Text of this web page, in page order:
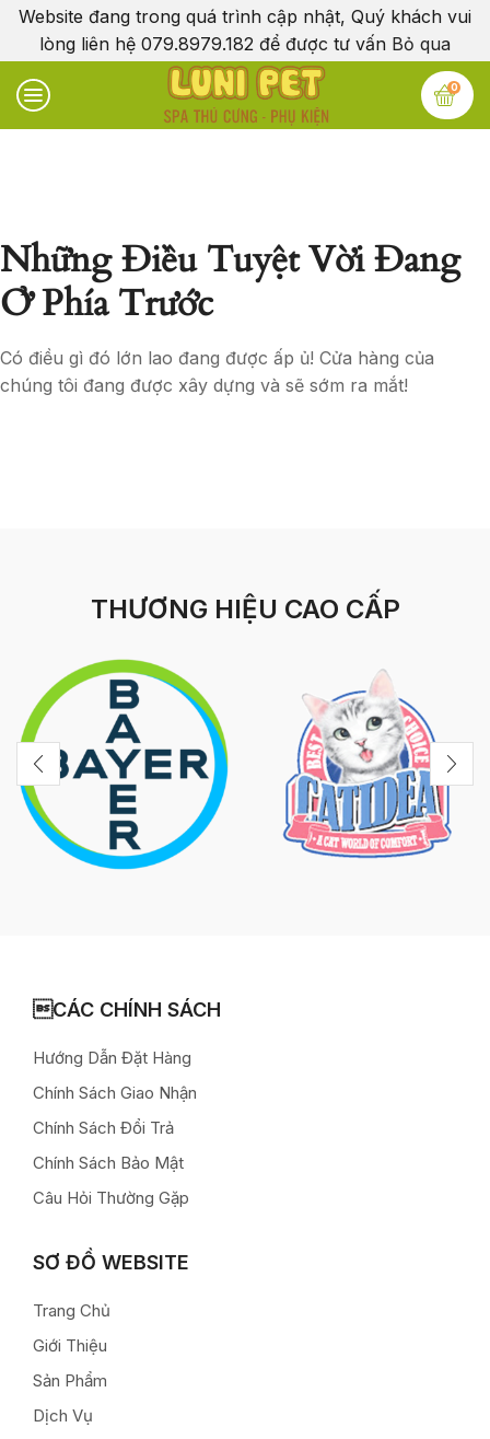
Website đang trong quá trình cập nhật, Quý khách vui
lòng liên hệ 079.8979.182 để được tư vấn Bỏ qua
0
Những Điều Tuyệt Vời Đang
Ở Phía Trước
Có điều gì đó lớn lao đang được ấp ủ! Cửa hàng của
chúng tôi đang được xây dựng và sẽ sớm ra mắt!
THƯƠNG HIỆU CAO CẤP
CÁC CHÍNH SÁCH
Hướng Dẫn Đặt Hàng
Chính Sách Giao Nhận
Chính Sách Đổi Trả
Chính Sách Bảo Mật
Câu Hỏi Thường Gặp
SƠ ĐỒ WEBSITE
Trang Chủ
Giới Thiệu
Sản Phẩm
Dịch Vụ